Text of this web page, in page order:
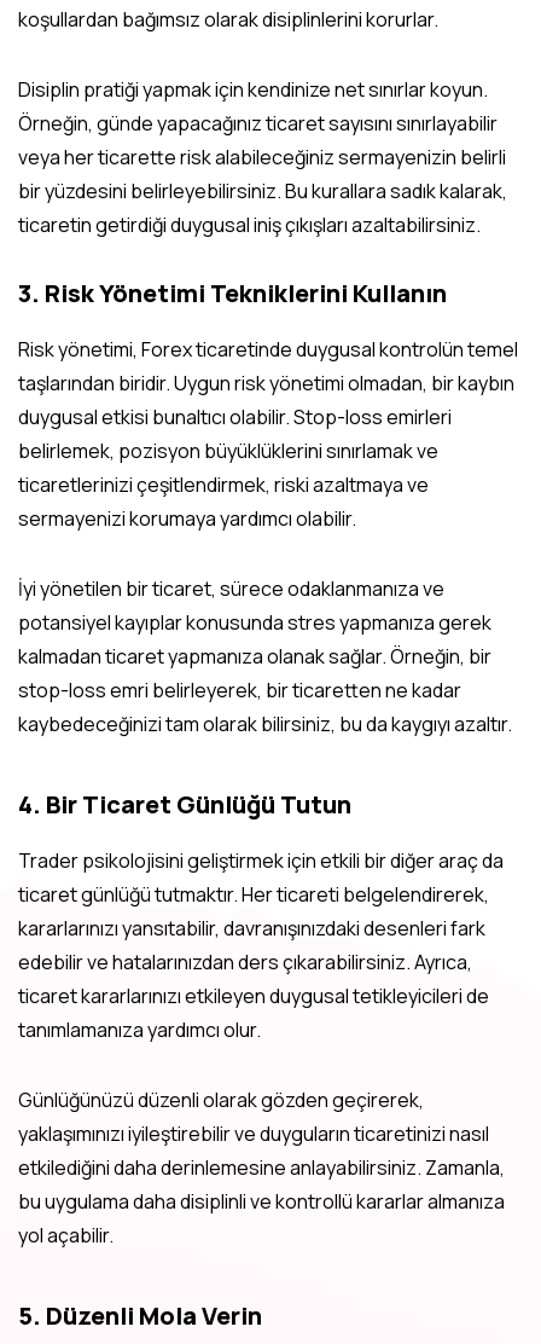
koşullardan bağımsız olarak disiplinlerini korurlar.
Disiplin pratiği yapmak için kendinize net sınırlar koyun.
Örneğin, günde yapacağınız ticaret sayısını sınırlayabilir
veya her ticarette risk alabileceğiniz sermayenizin belirli
bir yüzdesini belirleyebilirsiniz. Bu kurallara sadık kalarak,
ticaretin getirdiği duygusal iniş çıkışları azaltabilirsiniz.
3. Risk Yönetimi Tekniklerini Kullanın
Risk yönetimi, Forex ticaretinde duygusal kontrolün temel
taşlarından biridir. Uygun risk yönetimi olmadan, bir kaybın
duygusal etkisi bunaltıcı olabilir. Stop-loss emirleri
belirlemek, pozisyon büyüklüklerini sınırlamak ve
ticaretlerinizi çeşitlendirmek, riski azaltmaya ve
sermayenizi korumaya yardımcı olabilir.
İyi yönetilen bir ticaret, sürece odaklanmanıza ve
potansiyel kayıplar konusunda stres yapmanıza gerek
kalmadan ticaret yapmanıza olanak sağlar. Örneğin, bir
stop-loss emri belirleyerek, bir ticaretten ne kadar
kaybedeceğinizi tam olarak bilirsiniz, bu da kaygıyı azaltır.
4. Bir Ticaret Günlüğü Tutun
Trader psikolojisini geliştirmek için etkili bir diğer araç da
ticaret günlüğü tutmaktır. Her ticareti belgelendirerek,
kararlarınızı yansıtabilir, davranışınızdaki desenleri fark
edebilir ve hatalarınızdan ders çıkarabilirsiniz. Ayrıca,
ticaret kararlarınızı etkileyen duygusal tetikleyicileri de
tanımlamanıza yardımcı olur.
Günlüğünüzü düzenli olarak gözden geçirerek,
yaklaşımınızı iyileştirebilir ve duyguların ticaretinizi nasıl
etkilediğini daha derinlemesine anlayabilirsiniz. Zamanla,
bu uygulama daha disiplinli ve kontrollü kararlar almanıza
yol açabilir.
5. Düzenli Mola Verin